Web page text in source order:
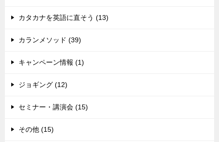
カタカナを英語に直そう (13)
カランメソッド (39)
キャンペーン情報 (1)
ジョギング (12)
セミナー・講演会 (15)
その他 (15)